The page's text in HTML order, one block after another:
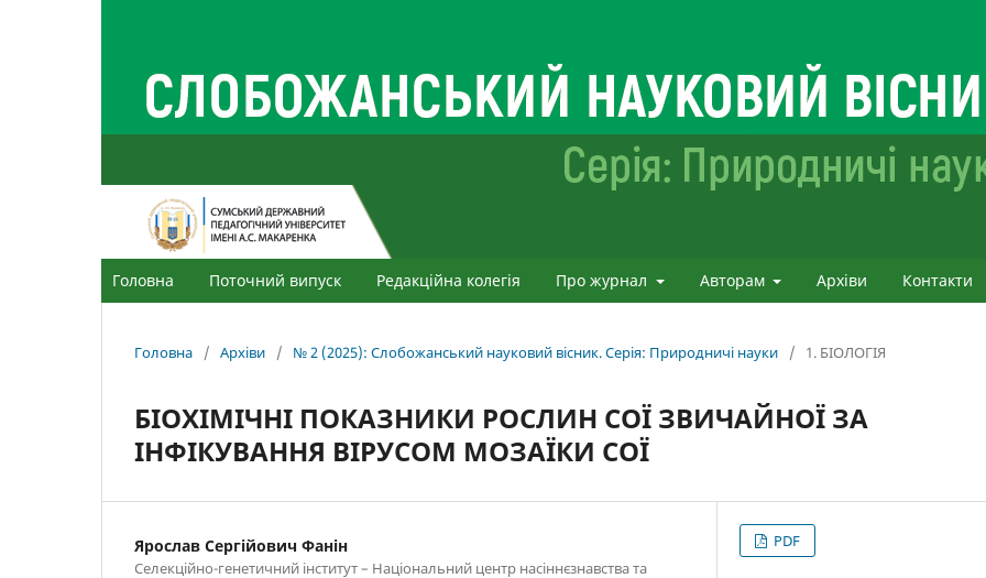
Головна Поточний випуск Редакційна колегія Про журнал Авторам Архіви Контакти
Головна / Архіви / № 2 (2025): Слобожанський науковий вісник. Серія: Природничі науки / 1. БІОЛОГІЯ
БІОХІМІЧНІ ПОКАЗНИКИ РОСЛИН СОЇ ЗВИЧАЙНОЇ ЗА
ІНФІКУВАННЯ ВІРУСОМ МОЗАЇКИ СОЇ
Ярослав Сергійович Фанін
Селекційно-генетичний інститут – Національний центр насіннєзнавства та
PDF